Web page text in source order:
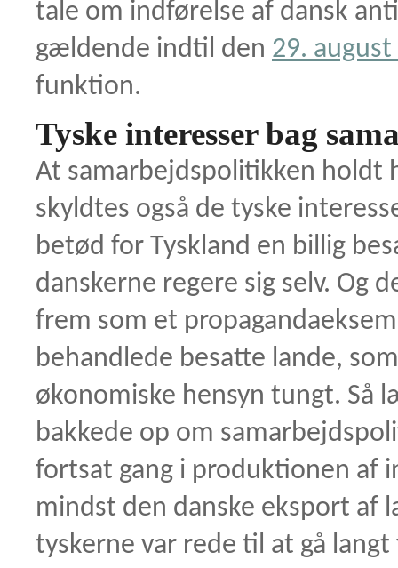
tale om indførelse af dansk
gældende indtil den 29. august
funktion.
Tyske interesser bag
At samarbejdspolitikken holdt
skyldtes også de tyske
betød for Tyskland en billig
danskerne regere sig selv. Og
frem som et
behandlede besatte lande,
økonomiske hensyn tungt. Så
bakkede op om
fortsat gang i produktionen af
mindst den danske eksport af
tyskerne var rede til at gå